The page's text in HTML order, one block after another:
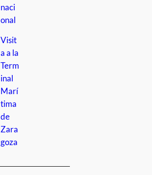
naci
onal
Visit
a a la
Term
inal
Marí
tima
de
Zara
goza